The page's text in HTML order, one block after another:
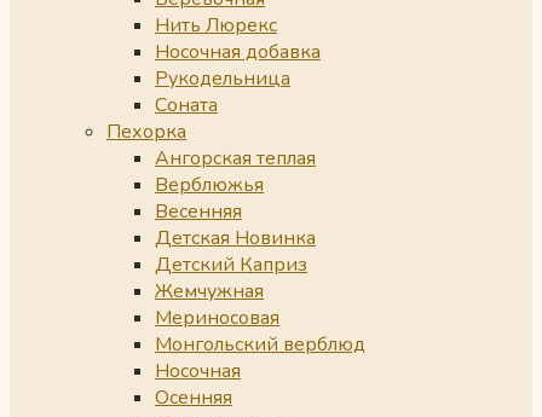
Нить Люрекс
Носочная добавка
Рукодельница
Соната
Пехорка
Ангорская теплая
Верблюжья
Весенняя
Детская Новинка
Детский Каприз
Жемчужная
Мериносовая
Монгольский верблюд
Носочная
Осенняя